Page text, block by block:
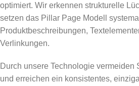
optimiert. Wir erkennen strukturelle
setzen das Pillar Page Modell
Produktbeschreibungen,
Verlinkungen.
Durch unsere Technologie vermeiden
und erreichen ein konsistentes,